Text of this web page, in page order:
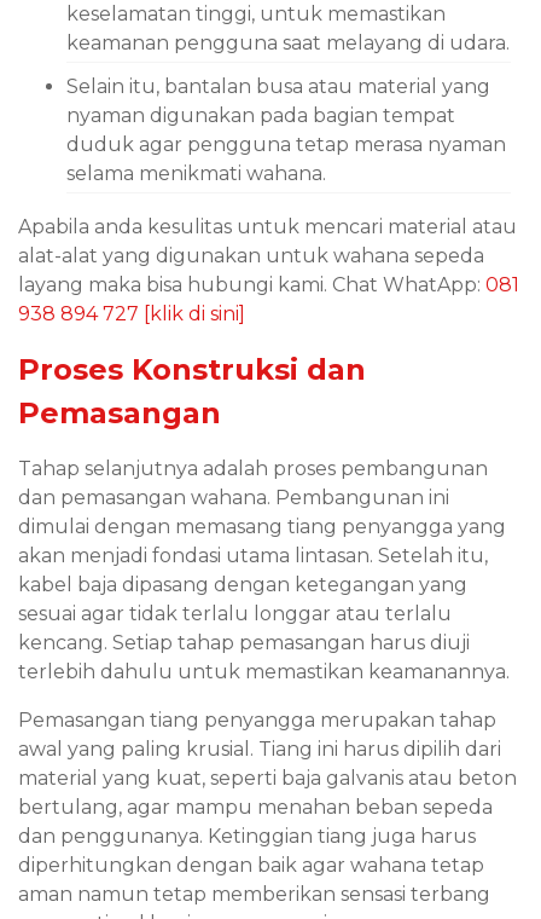
keselamatan tinggi, untuk memastikan
keamanan pengguna saat melayang di udara.
Selain itu, bantalan busa atau material yang
nyaman digunakan pada bagian tempat
duduk agar pengguna tetap merasa nyaman
selama menikmati wahana.
Apabila anda kesulitas untuk mencari material atau
alat-alat yang digunakan untuk wahana sepeda
layang maka bisa hubungi kami. Chat WhatApp: 081
938 894 727 [klik di sini]
Proses Konstruksi dan
Pemasangan
Tahap selanjutnya adalah proses pembangunan
dan pemasangan wahana. Pembangunan ini
dimulai dengan memasang tiang penyangga yang
akan menjadi fondasi utama lintasan. Setelah itu,
kabel baja dipasang dengan ketegangan yang
sesuai agar tidak terlalu longgar atau terlalu
kencang. Setiap tahap pemasangan harus diuji
terlebih dahulu untuk memastikan keamanannya.
Pemasangan tiang penyangga merupakan tahap
awal yang paling krusial. Tiang ini harus dipilih dari
material yang kuat, seperti baja galvanis atau beton
bertulang, agar mampu menahan beban sepeda
dan penggunanya. Ketinggian tiang juga harus
diperhitungkan dengan baik agar wahana tetap
aman namun tetap memberikan sensasi terbang